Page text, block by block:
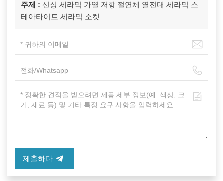
주제 : 신싱 세라믹 가열 저항 절연체 열전대 세라믹 스
테아타이트 세라믹 소켓
제출하다